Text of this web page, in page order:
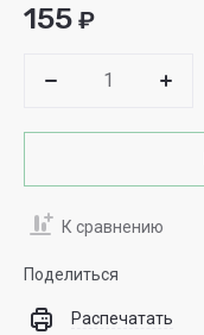
155 ₽
К сравнению
Поделиться
Распечатать